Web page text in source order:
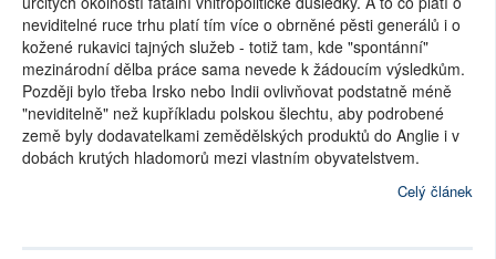
neviditelné ruce trhu platí tím více o obrněné pěsti generálů i o
kožené rukavici tajných služeb - totiž tam, kde "spontánní"
mezinárodní dělba práce sama nevede k žádoucím výsledkům.
Později bylo třeba Irsko nebo Indii ovlivňovat podstatně méně
"neviditelně" než kupříkladu polskou šlechtu, aby podrobené
země byly dodavatelkami zemědělských produktů do Anglie i v
dobách krutých hladomorů mezi vlastním obyvatelstvem.
Celý článek